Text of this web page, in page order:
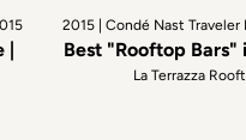
|
2015 | Condé Nast Traveler
Best "Rooftop Bars"
La Terrazza